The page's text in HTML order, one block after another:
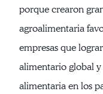
porque crearon
agroalimentaria
empresas que
alimentario global
alimentaria en los